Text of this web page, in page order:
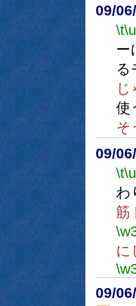
09/
\t\u
ー
る
じ
使
そ
09/
\t\u
わ
筋
09/